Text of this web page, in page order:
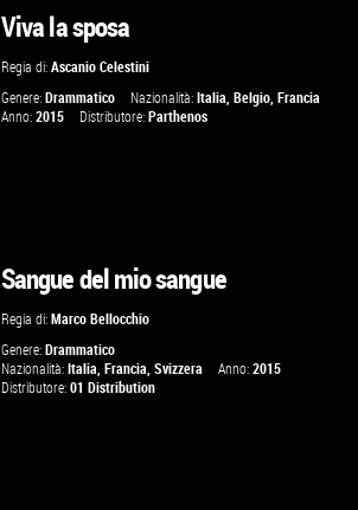
Viva la sposa
Regia di:Ascanio Celestini
Genere:Drammatico Nazionalità:Italia,Belgio,Francia
Anno:2015 Distributore:Parthenos
Sangue del mio sangue
Regia di:Marco Bellocchio
Genere:Drammatico
Nazionalità:Italia ,Francia ,Svizzera Anno:2015
Distributore:01 Distribution